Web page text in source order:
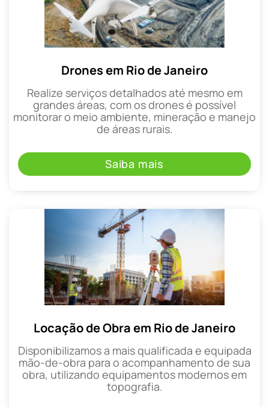
Drones em Rio de Janeiro
Realize serviços detalhados até mesmo em
grandes áreas, com os drones é possível
monitorar o meio ambiente, mineração e manejo
de áreas rurais.
Saiba mais
Locação de Obra em Rio de Janeiro
Disponibilizamos a mais qualificada e equipada
mão-de-obra para o acompanhamento de sua
obra, utilizando equipamentos modernos em
topografia.